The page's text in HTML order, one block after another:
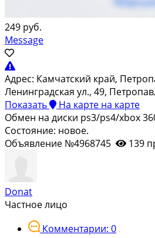
249 руб.
Message
Адрес: Камчатский край,
Ленинградская ул., 49,
Показать
На карте на карте
Обмен на диски ps3/ps4/xbox
Состояние: новое.
Объявление №4968745
139
Donat
Частное лицо
Комментарии: 0